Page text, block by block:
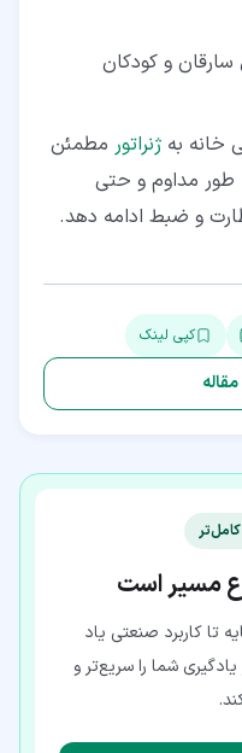
و کودکان
خانه به ژنراتور مطمئن
طور مداوم و حتی
و ضبط ادامه دهد.
کپی لینک
مسیر است
تا کاربرد صنعتی یاد
شما را سریع‌تر و